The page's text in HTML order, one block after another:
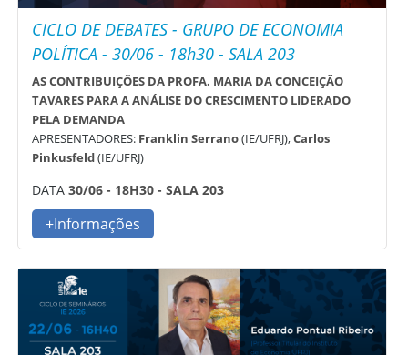
CICLO DE DEBATES - GRUPO DE ECONOMIA
POLÍTICA - 30/06 - 18h30 - SALA 203
AS CONTRIBUIÇÕES DA PROFA. MARIA DA CONCEIÇÃO
TAVARES PARA A ANÁLISE DO CRESCIMENTO LIDERADO
PELA DEMANDA
APRESENTADORES: Franklin Serrano(IE/UFRJ),Carlos
Pinkusfeld(IE/UFRJ)
DATA30/06 - 18H30 - SALA 203
+Informações